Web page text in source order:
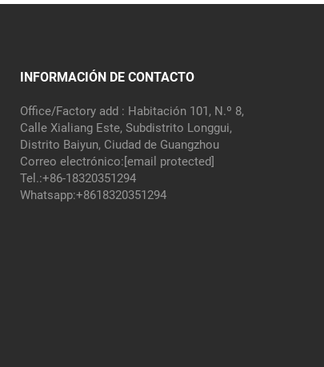
INFORMACIÓN DE CONTACTO
Office/Factory add : Habitación 101, N.º 8,
Calle Xialiang Este, Subdistrito Longgui,
Distrito Baiyun, Ciudad de Guangzhou
Correo electrónico:[email protected]
Tel.:+86-18320351294
Whatsapp:+8618320351294